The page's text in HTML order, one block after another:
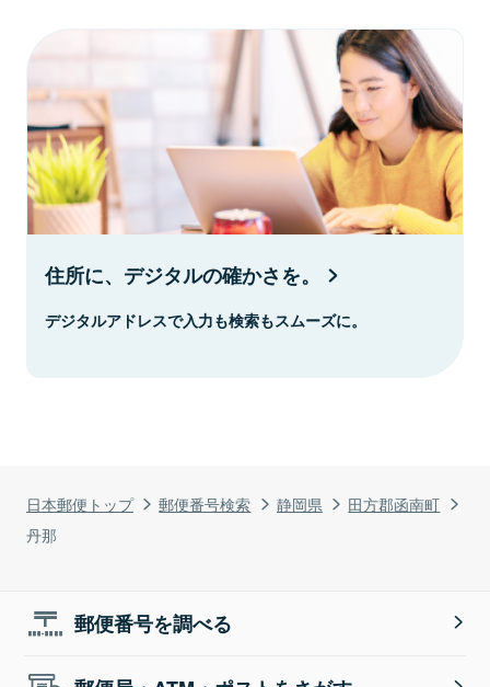
日本郵便トップ 郵便番号検索 静岡県
田方郡函南町
丹那
住所に、デジタルの確かさを。
デジタルアドレスで入力も検索もスムーズに。
郵便番号を調べる